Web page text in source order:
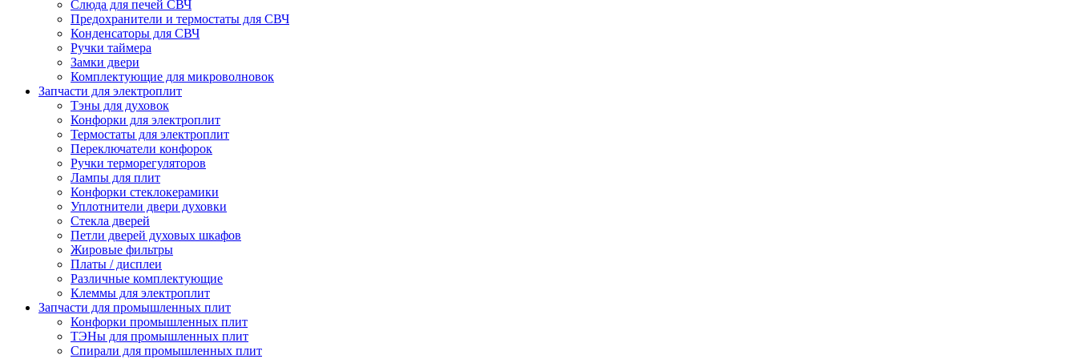
Слюда для печей СВЧ
Предохранители и термостаты для СВЧ
Конденсаторы для СВЧ
Ручки таймера
Замки двери
Комплектующие для микроволновок
Запчасти для электроплит
Тэны для духовок
Конфорки для электроплит
Термостаты для электроплит
Переключатели конфорок
Ручки терморегуляторов
Лампы для плит
Конфорки стеклокерамики
Уплотнители двери духовки
Стекла дверей
Петли дверей духовых шкафов
Жировые фильтры
Платы / дисплеи
Различные комплектующие
Клеммы для электроплит
Запчасти для промышленных плит
Конфорки промышленных плит
ТЭНы для промышленных плит
Спирали для промышленных плит